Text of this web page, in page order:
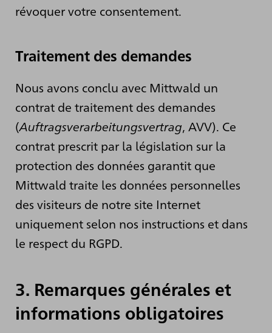
révoquer votre consentement.
Traitement des demandes
Nous avons conclu avec Mittwald un
contrat de traitement des demandes
(Auftragsverarbeitungsvertrag, AVV). Ce
contrat prescrit par la législation sur la
protection des données garantit que
Mittwald traite les données personnelles
des visiteurs de notre site Internet
uniquement selon nos instructions et dans
le respect du RGPD.
3. Remarques générales et
informations obligatoires